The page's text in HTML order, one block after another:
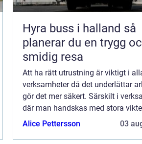
Hyra buss i halland så
planerar du en trygg
smidig resa
Att ha rätt utrustning är viktigt i
verksamheter då det underlättar
gör det mer säkert. Särskilt i
där man handskas med stora
exempelvis inom bygg-, verkstad-,
Alice Pettersson 03